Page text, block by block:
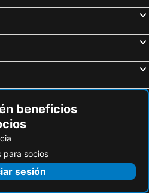
beneficios
para socios
sesión